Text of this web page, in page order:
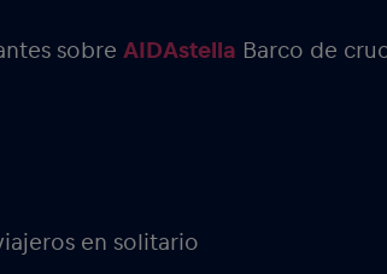
sobre AIDAstella Barco de
en solitario